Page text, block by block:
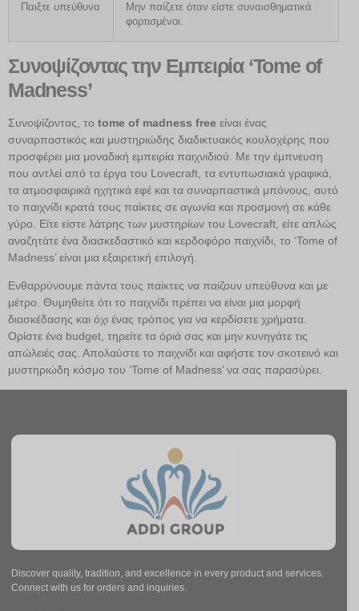
Παιξτε υπεύθυνα
Μην παίζετε όταν είστε συναισθηματικά
φορτισμένοι.
Συνοψίζοντας την Εμπειρία ‘Tome of
Madness’
Συνοψίζοντας, το tome of madness free είναι ένας
συναρπαστικός και μυστηριώδης διαδικτυακός κουλοχέρης που
προσφέρει μια μοναδική εμπειρία παιχνιδιού. Με την έμπνευση
που αντλεί από τα έργα του Lovecraft, τα εντυπωσιακά γραφικά,
τα ατμοσφαιρικά ηχητικά εφέ και τα συναρπαστικά μπόνους, αυτό
το παιχνίδι κρατά τους παίκτες σε αγωνία και προσμονή σε κάθε
γύρο. Είτε είστε λάτρης των μυστηρίων του Lovecraft, είτε απλώς
αναζητάτε ένα διασκεδαστικό και κερδοφόρο παιχνίδι, το ‘Tome of
Madness’ είναι μια εξαιρετική επιλογή.
Ενθαρρύνουμε πάντα τους παίκτες να παίζουν υπεύθυνα και με
μέτρο. Θυμηθείτε ότι το παιχνίδι πρέπει να είναι μια μορφή
διασκέδασης και όχι ένας τρόπος για να κερδίσετε χρήματα.
Ορίστε ένα budget, τηρείτε τα όριά σας και μην κυνηγάτε τις
απώλειές σας. Απολαύστε το παιχνίδι και αφήστε τον σκοτεινό και
μυστηριώδη κόσμο του ‘Tome of Madness’ να σας παρασύρει.
Discover quality, tradition, and excellence in every product and services.
Connect with us for orders and inquiries.